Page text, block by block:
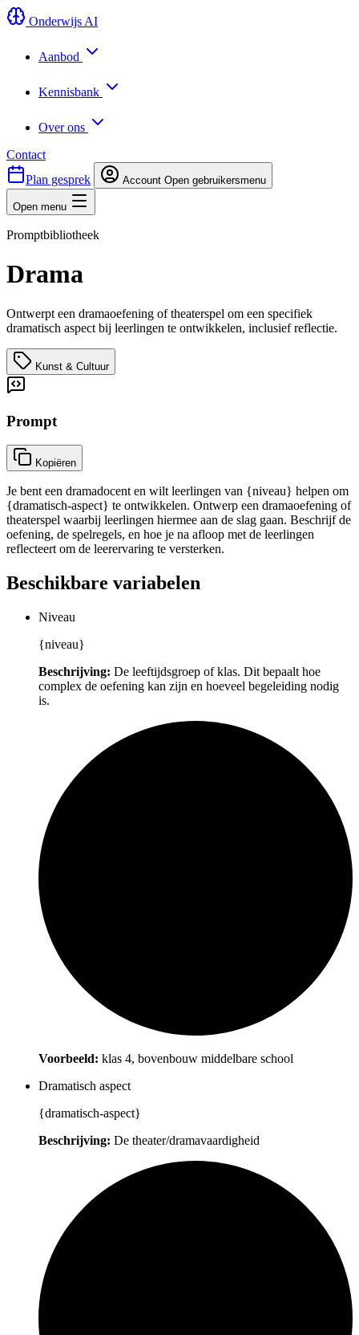
Onderwijs AI
Aanbod
Kennisbank
Over ons
Contact
Plan gesprek
Account Open gebruikersmenu
Open menu
Promptbibliotheek
Drama
Ontwerpt een dramaoefening of theaterspel om een specifiek
dramatisch aspect bij leerlingen te ontwikkelen, inclusief reflectie.
Kunst & Cultuur
Prompt
Kopiëren
Je bent een dramadocent en wilt leerlingen van {niveau} helpen om
{dramatisch-aspect} te ontwikkelen. Ontwerp een dramaoefening of
theaterspel waarbij leerlingen hiermee aan de slag gaan. Beschrijf de
oefening, de spelregels, en hoe je na afloop met de leerlingen
reflecteert om de leerervaring te versterken.
Beschikbare variabelen
Niveau
{niveau}
Beschrijving: De leeftijdsgroep of klas. Dit bepaalt hoe
complex de oefening kan zijn en hoeveel begeleiding nodig
is.
Voorbeeld: klas 4, bovenbouw middelbare school
Dramatisch aspect
{dramatisch-aspect}
Beschrijving: De theater/dramavaardigheid